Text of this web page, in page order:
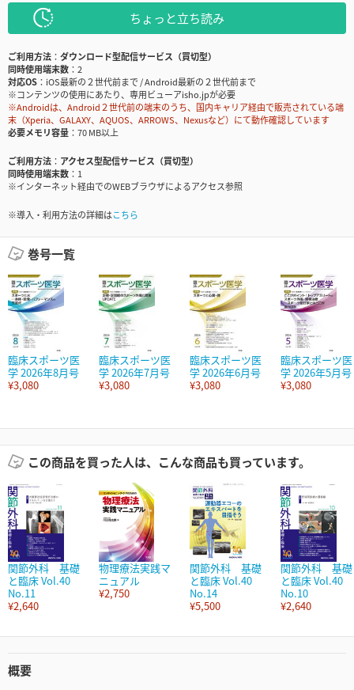
ちょっと立ち読み
ご利用方法
ダウンロード型配信サービス（買切型）
同時使用端末数
2
対応OS
iOS最新の２世代前まで / Android最新の２世代前まで
※コンテンツの使用にあたり、専用ビューアisho.jpが必要
※Androidは、Android２世代前の端末のうち、国内キャリア経由で販売されている端
末（Xperia、GALAXY、AQUOS、ARROWS、Nexusなど）にて動作確認しています
必要メモリ容量
70 MB以上
ご利用方法
アクセス型配信サービス（買切型）
同時使用端末数
1
※インターネット経由でのWEBブラウザによるアクセス参照
※導入・利用方法の詳細はこちら
巻号一覧
臨床スポーツ医
学 2026年8月号
¥3,080
臨床スポーツ医
学 2026年7月号
¥3,080
臨床スポーツ医
学 2026年6月号
¥3,080
臨床スポーツ医
学 2026年5月号
¥3,080
この商品を買った人は、こんな商品も買っています。
関節外科 基礎
と臨床 Vol.40
No.11
¥2,640
物理療法実践マ
ニュアル
¥2,750
関節外科 基礎
と臨床 Vol.40
No.14
¥5,500
関節外科 基礎
と臨床 Vol.40
No.10
¥2,640
概要